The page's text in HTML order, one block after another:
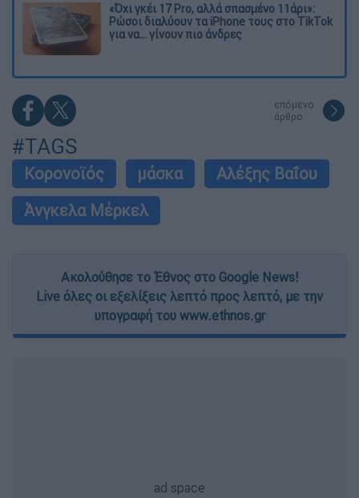
«Όχι γκέι 17 Pro, αλλά σπασμένο 11άρι»:
Ρώσοι διαλύουν τα iPhone τους στο TikTok
για να... γίνουν πιο άνδρες
επόμενο
άρθρο
#TAGS
Κορονοϊός μάσκα
Αλέξης Βαΐου
Άνγκελα Μέρκελ
Ακολούθησε το Έθνος στο Google News!
Live όλες οι εξελίξεις λεπτό προς λεπτό, με την
υπογραφή του www.ethnos.gr